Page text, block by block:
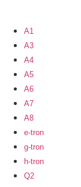
A1
A3
A4
A5
A6
A7
A8
e-tron
g-tron
h-tron
Q2